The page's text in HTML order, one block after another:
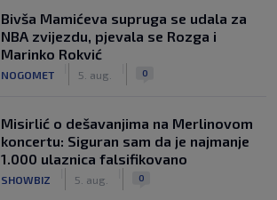
Bivša Mamićeva supruga se udala za
NBA zvijezdu, pjevala se Rozga i
Marinko Rokvić
NOGOMET 5. aug. 0
Misirlić o dešavanjima na Merlinovom
koncertu: Siguran sam da je najmanje
1.000 ulaznica falsifikovano
SHOWBIZ 5. aug. 0